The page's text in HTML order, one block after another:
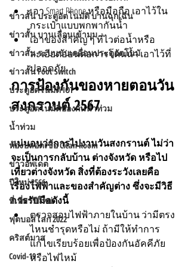
ข่าวสั้น ประตูอัตโนมัติ บานฉุกเฉิน
ข่าวสั้น บานเลื่อนเข้ามุม
ข่าวสั้น ระบบขับเคลื่อนประตูอัตโนมั
ข่าวสั้น Foot Switch
ประตูอัตโนมัติ IOT
ประตูอัตโนมัติป้องกันน้ำท่วม
น้ำท่วม
ห้องปลอดเชื้อ Clean Room
ข่าวอัพเดต
ปีใหม่ 2566
ที่เที่ยวปีใหม่
ฟุตบอลโลก 2022
คริสต์มาส
Covid-19
เอา Smart Phone หรือมือถือ เอาไว้ใน
กระเป๋าแบบพกพากันน้ำ
เอาของสำคัญ ๆ ที่ไวต่อน้ำหรือ
ละเอียดอ่อนต่อการโดนน้ำ เอาไว้ที่
ปลอดภัย
การป้องกันของหายตอนวัน
สงกรานต์ 2567
แน่นอนว่าการไปงานวันสงกรานต์ ไม่ว่า
จะเป็นการกลับบ้าน ต่างจังหวัด หรือไป
เที่ยวต่างจังหวัด สิ่งที่ต้องระวังเลยคือ
เรื่องไฟฟ้าและของสำคัญต่าง ซึ่งจะมีวิธี
การรับมือดังนี้
ตรวจสอบไฟฟ้าภายในบ้าน ว่ามีตรง
ไหนชำรุดหรือไม่ ถ้ามีให้ทำการ
แก้ไขเรียบร้อยเพื่อป้องกันอัคคีภัย
หรือไฟไหม้